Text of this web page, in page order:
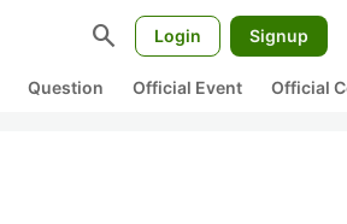
search Login Signup
Question Official Event Official